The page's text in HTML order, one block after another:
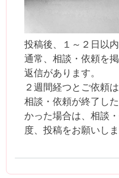
投稿後、１～２日以内
通常、相談・依頼を
返信があります。
２週間経つとご依頼
相談・依頼が終了し
かった場合は、相談
度、投稿をお願いしま